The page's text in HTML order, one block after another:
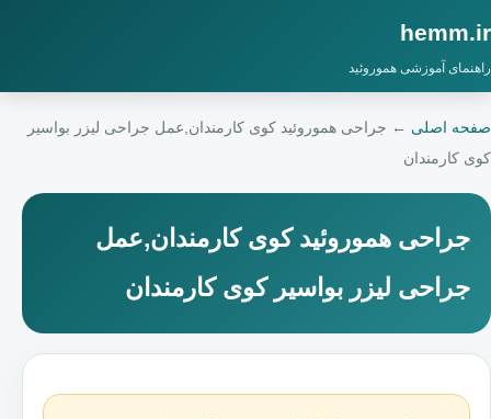
hemm.ir
راهنمای آموزشی هموروئید
صفحه اصلی ← جراحی هموروئید کوی کارمندان,عمل جراحی لیزر بواسیر
کوی کارمندان
جراحی هموروئید کوی کارمندان,عمل
جراحی لیزر بواسیر کوی کارمندان